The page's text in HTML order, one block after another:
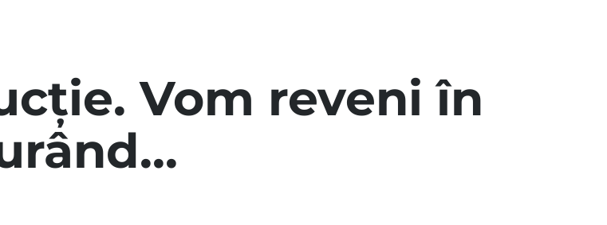
Vom reveni în